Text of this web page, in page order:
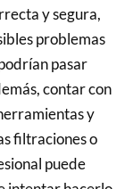
y segura,
problemas
pasar
contar con
y
filtraciones o
puede